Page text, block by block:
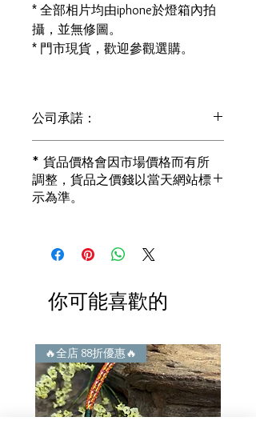
* 全部相片均由iphone於燈箱內拍
攝，並無修圖。
* 門市現貨，歡迎參觀選購。
公司承諾：
冇加色！冇化妝！
i) 所有已鑲玉器珠寶丶玉鐲丶擺件皆 奉
送 [香港翡翠鑑証書]
i) 成色足。冇鍍金！冇包金！冇假金！
3) 顧客所花費一分一毫全部都是珠寶本
i) 無佣金！無租金！無買手費！真真正
正行內批發價。
謝絕紙上談兵。
* 貨品價格會因市場價格而有所
調整，貨品之價錢以當天網站標
示為準。
你可能喜歡的
🔥全店 88折優惠🔥